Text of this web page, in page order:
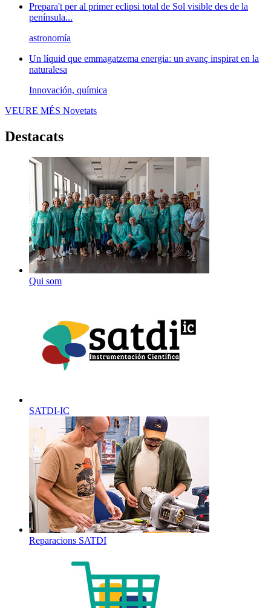
Prepara't per al primer eclipsi total de Sol visible des de la
península...
astronomía
Un líquid que emmagatzema energia: un avanç inspirat en la
naturalesa
Innovación, química
VEURE MÉS Novetats
Destacats
Qui som
SATDI-IC
Reparacions SATDI